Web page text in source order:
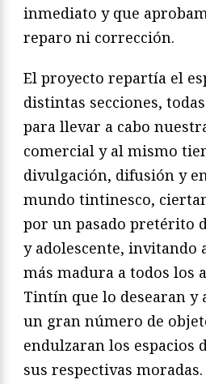
inmediato y que
reparo ni corrección.
El proyecto repartía el
distintas secciones,
para llevar a cabo
comercial y al mismo
divulgación, difusión y
mundo tintinesco,
por un pasado pretérito
y adolescente, invitando
más madura a todos los
Tintín que lo desearan y
un gran número de
endulzaran los espacios
sus respectivas moradas.